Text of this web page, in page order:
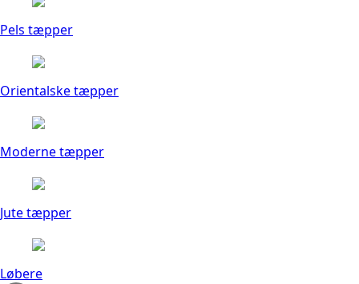
Pels tæpper
Orientalske tæpper
Moderne tæpper
Jute tæpper
Løbere